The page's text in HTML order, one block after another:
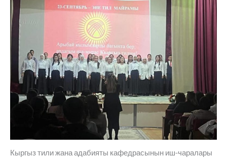
Кыргыз тили жана адабияты кафедрасынын иш-чаралары